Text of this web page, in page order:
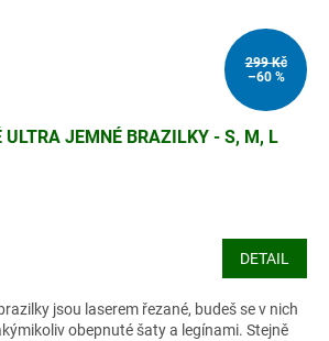
299 Kč
–60 %
ULTRA JEMNÉ BRAZILKY - S, M, L
DETAIL
jsou laserem řezané, budeš se v nich
obepnuté šaty a legínami. Stejně